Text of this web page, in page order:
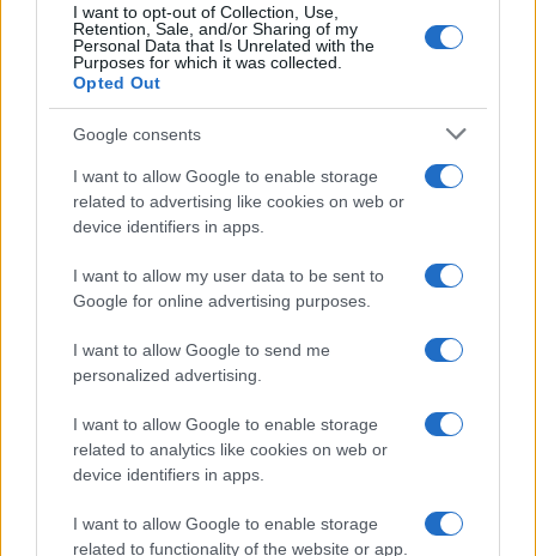
I want to opt-out of Collection, Use,
Retention, Sale, and/or Sharing of my
Personal Data that Is Unrelated with the
Purposes for which it was collected.
Opted Out
Google consents
I want to allow Google to enable storage
related to advertising like cookies on web or
device identifiers in apps.
I want to allow my user data to be sent to
Google for online advertising purposes.
I want to allow Google to send me
personalized advertising.
I want to allow Google to enable storage
related to analytics like cookies on web or
device identifiers in apps.
I want to allow Google to enable storage
related to functionality of the website or app.
Dizionario dei Sogni – J
Dizionario dei Sogni – L
Dizionario dei Sogni – M
Dizionario dei Sogni – N
Dizionario dei Sogni – O
Dizionario dei Sogni – P
Dizionario dei Sogni – R
Dizionario dei Sogni – T
Dizionario dei Sogni – U
Dizionario dei Sogni – V
Dizionario dei Sogni – Z